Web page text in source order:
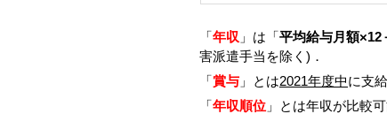
「年収 」は「平均給与月額×12
害派遣手当を除く)．
「賞与 」とは2021年度中に支
「年収順位 」とは年収が比較